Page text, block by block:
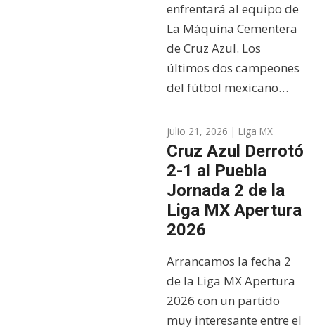
enfrentará al equipo de
La Máquina Cementera
de Cruz Azul. Los
últimos dos campeones
del fútbol mexicano…
Cruz Azul Derrotó
2-1 al Puebla
Jornada 2 de la
Liga MX Apertura
2026
julio 21, 2026 | Liga MX
Arrancamos la fecha 2
de la Liga MX Apertura
2026 con un partido
muy interesante entre el